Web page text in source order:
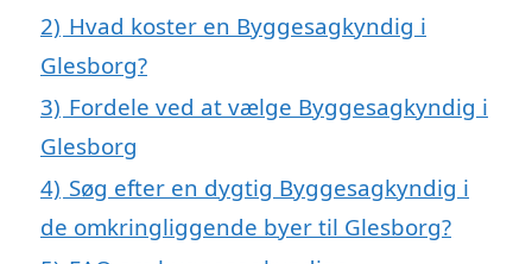
2) Hvad koster en Byggesagkyndig i
Glesborg?
3) Fordele ved at vælge Byggesagkyndig i
Glesborg
4) Søg efter en dygtig Byggesagkyndig i
de omkringliggende byer til Glesborg?